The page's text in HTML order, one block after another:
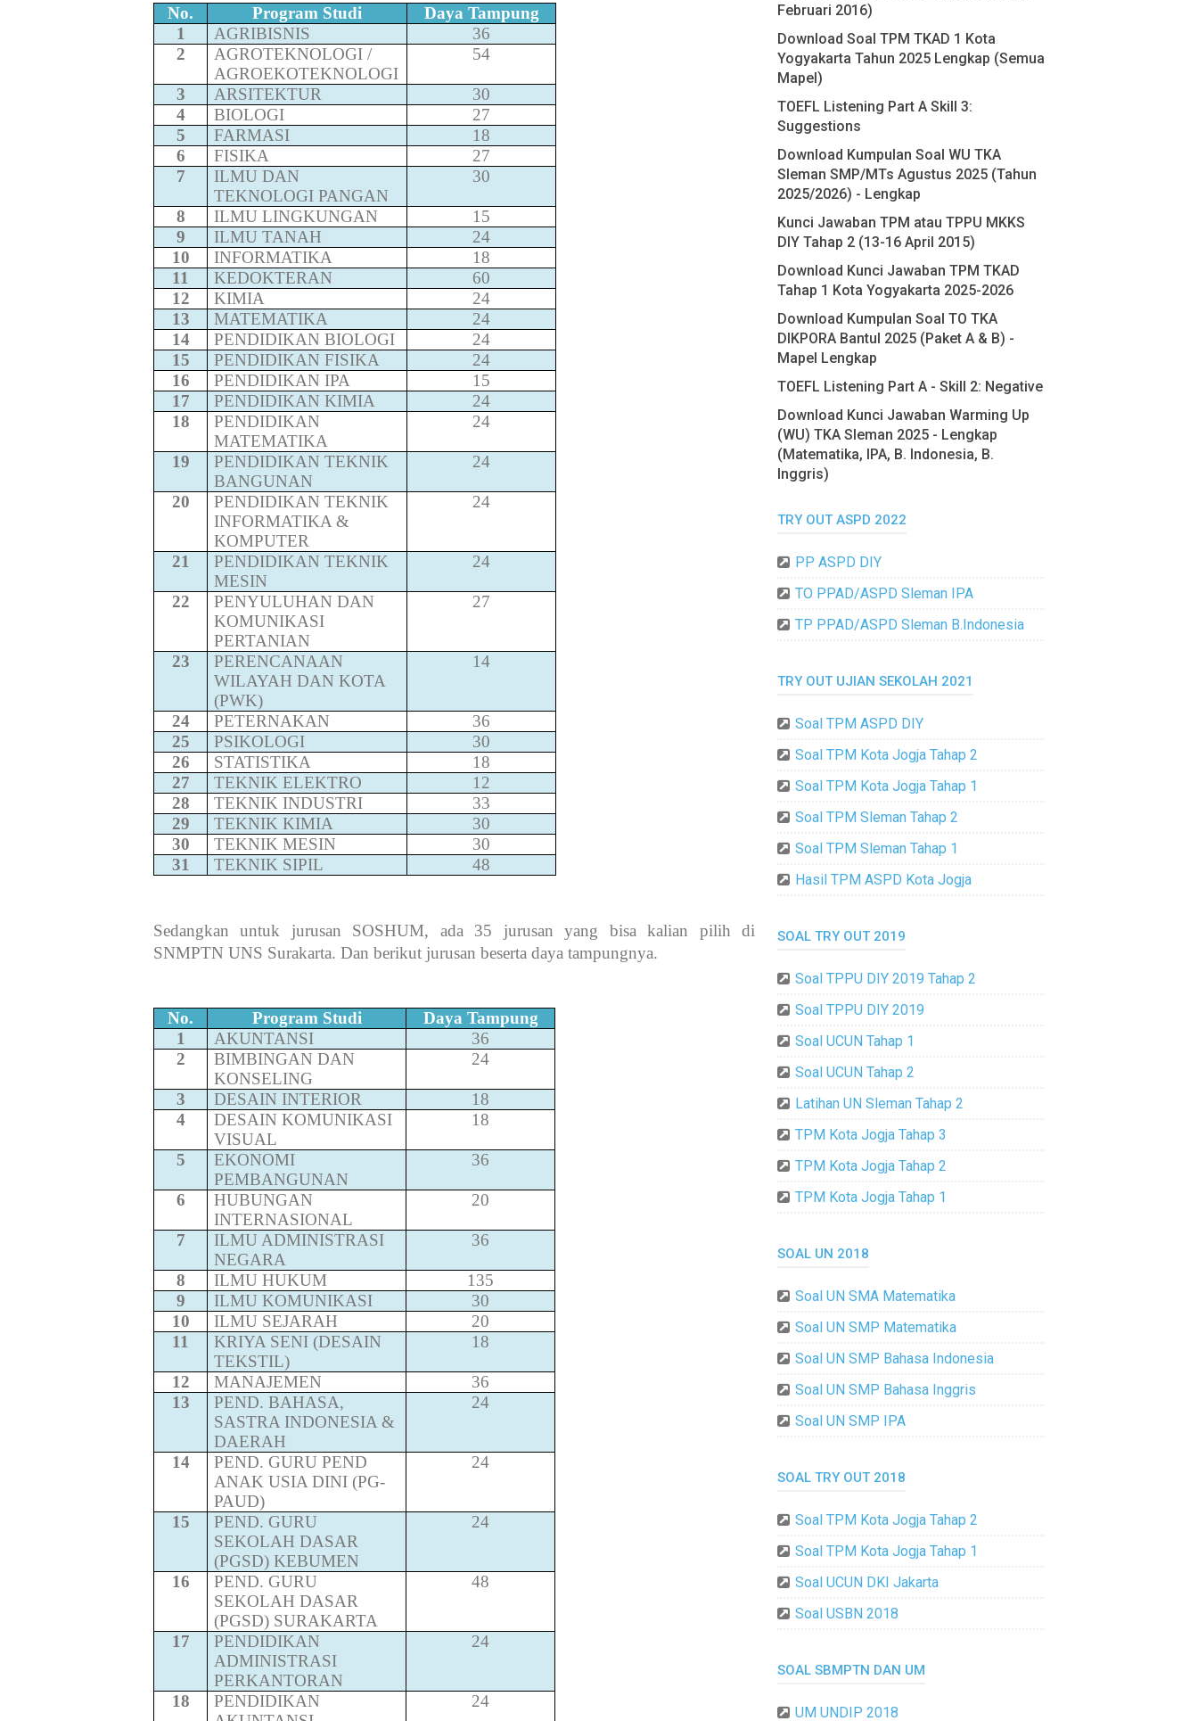
No. Program Studi
Daya Tampung
1
AGRIBISNIS
36
2
AGROTEKNOLOGI /
AGROEKOTEKNOLOGI
54
3 ARSITEKTUR
30
4
BIOLOGI
27
5
FARMASI
18
6
FISIKA
27
7
ILMU DAN
TEKNOLOGI PANGAN
30
8 ILMU LINGKUNGAN
15
9
ILMU TANAH
24
10
INFORMATIKA
18
11
KEDOKTERAN
60
12
KIMIA
24
13
MATEMATIKA
24
14
PENDIDIKAN BIOLOGI
24
15
PENDIDIKAN FISIKA
24
16
PENDIDIKAN IPA
15
17
PENDIDIKAN KIMIA
24
18
PENDIDIKAN
MATEMATIKA
24
19
PENDIDIKAN TEKNIK
BANGUNAN
24
20
PENDIDIKAN TEKNIK
INFORMATIKA &
KOMPUTER
24
21
PENDIDIKAN TEKNIK
MESIN
24
22
PENYULUHAN DAN
KOMUNIKASI
PERTANIAN
27
23
PERENCANAAN
WILAYAH DAN KOTA
(PWK)
14
24 PETERNAKAN
36
25
PSIKOLOGI
30
26
STATISTIKA
18
27
TEKNIK ELEKTRO
12
28
TEKNIK INDUSTRI
33
29
TEKNIK KIMIA
30
30
TEKNIK MESIN
30
31
TEKNIK SIPIL 48
Sedangkan untuk jurusan SOSHUM, ada 35 jurusan yang bisa kalian pilih di
SNMPTN UNS Surakarta. Dan berikut jurusan beserta daya tampungnya.
No. Program Studi
Daya Tampung
1
AKUNTANSI
36
2
BIMBINGAN DAN
KONSELING
24
3 DESAIN INTERIOR
18
4
DESAIN KOMUNIKASI
VISUAL
18
5
EKONOMI
PEMBANGUNAN
36
6
HUBUNGAN
INTERNASIONAL
20
7
ILMU ADMINISTRASI
NEGARA
36
8 ILMU HUKUM
135
9
ILMU KOMUNIKASI
30
10
ILMU SEJARAH
20
11
KRIYA SENI (DESAIN
TEKSTIL)
18
12 MANAJEMEN
36
13
PEND. BAHASA,
SASTRA INDONESIA &
DAERAH
24
14
PEND. GURU PEND
ANAK USIA DINI (PG-
PAUD)
24
15
PEND. GURU
SEKOLAH DASAR
(PGSD) KEBUMEN
24
16
PEND. GURU
SEKOLAH DASAR
(PGSD) SURAKARTA
48
17
PENDIDIKAN
ADMINISTRASI
PERKANTORAN
24
18
PENDIDIKAN
24
Februari 2016)
Download Soal TPM TKAD 1 Kota
Yogyakarta Tahun 2025 Lengkap (Semua
Mapel)
TOEFL Listening Part A Skill 3:
Suggestions
Download Kumpulan Soal WU TKA
Sleman SMP/MTs Agustus 2025 (Tahun
2025/2026) - Lengkap
Kunci Jawaban TPM atau TPPU MKKS
DIY Tahap 2 (13-16 April 2015)
Download Kunci Jawaban TPM TKAD
Tahap 1 Kota Yogyakarta 2025-2026
Download Kumpulan Soal TO TKA
DIKPORA Bantul 2025 (Paket A & B) -
Mapel Lengkap
TOEFL Listening Part A - Skill 2: Negative
Download Kunci Jawaban Warming Up
(WU) TKA Sleman 2025 - Lengkap
(Matematika, IPA, B. Indonesia, B.
Inggris)
TRY OUT ASPD 2022
PP ASPD DIY
TO PPAD/ASPD Sleman IPA
TP PPAD/ASPD Sleman B.Indonesia
TRY OUT UJIAN SEKOLAH 2021
Soal TPM ASPD DIY
Soal TPM Kota Jogja Tahap 2
Soal TPM Kota Jogja Tahap 1
Soal TPM Sleman Tahap 2
Soal TPM Sleman Tahap 1
Hasil TPM ASPD Kota Jogja
SOAL TRY OUT 2019
Soal TPPU DIY 2019 Tahap 2
Soal TPPU DIY 2019
Soal UCUN Tahap 1
Soal UCUN Tahap 2
Latihan UN Sleman Tahap 2
TPM Kota Jogja Tahap 3
TPM Kota Jogja Tahap 2
TPM Kota Jogja Tahap 1
SOAL UN 2018
Soal UN SMA Matematika
Soal UN SMP Matematika
Soal UN SMP Bahasa Indonesia
Soal UN SMP Bahasa Inggris
Soal UN SMP IPA
SOAL TRY OUT 2018
Soal TPM Kota Jogja Tahap 2
Soal TPM Kota Jogja Tahap 1
Soal UCUN DKI Jakarta
Soal USBN 2018
SOAL SBMPTN DAN UM
UM UNDIP 2018